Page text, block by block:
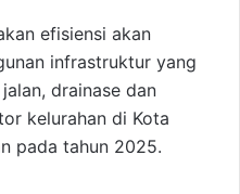
efisiensi akan
infrastruktur yang
drainase dan
kelurahan di Kota
pada tahun 2025.